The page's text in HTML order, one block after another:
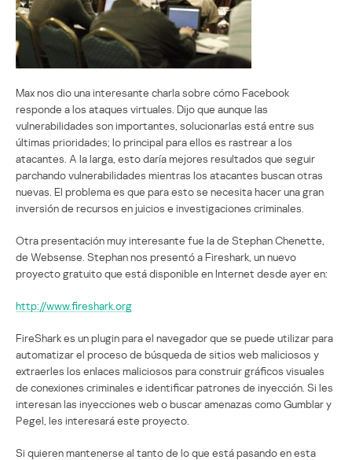
Max nos dio una interesante charla sobre cómo Facebook
responde a los ataques virtuales. Dijo que aunque las
vulnerabilidades son importantes, solucionarlas está entre sus
últimas prioridades; lo principal para ellos es rastrear a los
atacantes. A la larga, esto daría mejores resultados que seguir
parchando vulnerabilidades mientras los atacantes buscan otras
nuevas. El problema es que para esto se necesita hacer una gran
inversión de recursos en juicios e investigaciones criminales.
Otra presentación muy interesante fue la de Stephan Chenette,
de Websense. Stephan nos presentó a Fireshark, un nuevo
proyecto gratuito que está disponible en Internet desde ayer en:
http://www.fireshark.org
FireShark es un plugin para el navegador que se puede utilizar para
automatizar el proceso de búsqueda de sitios web maliciosos y
extraerles los enlaces maliciosos para construir gráficos visuales
de conexiones criminales e identificar patrones de inyección. Si les
interesan las inyecciones web o buscar amenazas como Gumblar y
Pegel, les interesará este proyecto.
Si quieren mantenerse al tanto de lo que está pasando en esta